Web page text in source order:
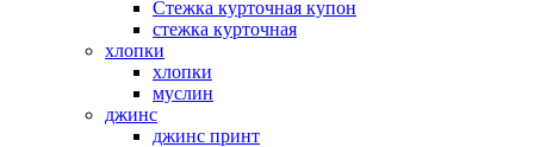
Стежка курточная купон
стежка курточная
хлопки
хлопки
муслин
джинс
джинс принт